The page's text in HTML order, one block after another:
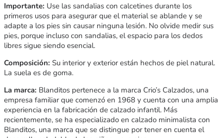
Importante: Use las sandalias con calcetines durante los
primeros usos para asegurar que el material se ablande y se
adapte a los pies sin causar ninguna lesión. No olvide medir sus
pies, porque incluso con sandalias, el espacio para los dedos
libres sigue siendo esencial.
Composición: Su interior y exterior están hechos de piel natural.
La suela es de goma.
La marca: Blanditos pertenece a la marca Crio’s Calzados, una
empresa familiar que comenzó en 1968 y cuenta con una amplia
experiencia en la fabricación de calzado infantil. Más
recientemente, se ha especializado en calzado minimalista con
Blanditos, una marca que se distingue por tener en cuenta el